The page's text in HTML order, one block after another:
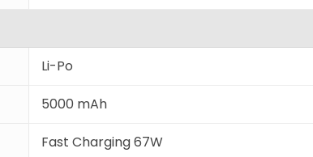
Li-Po
5000 mAh
Fast Charging 67W